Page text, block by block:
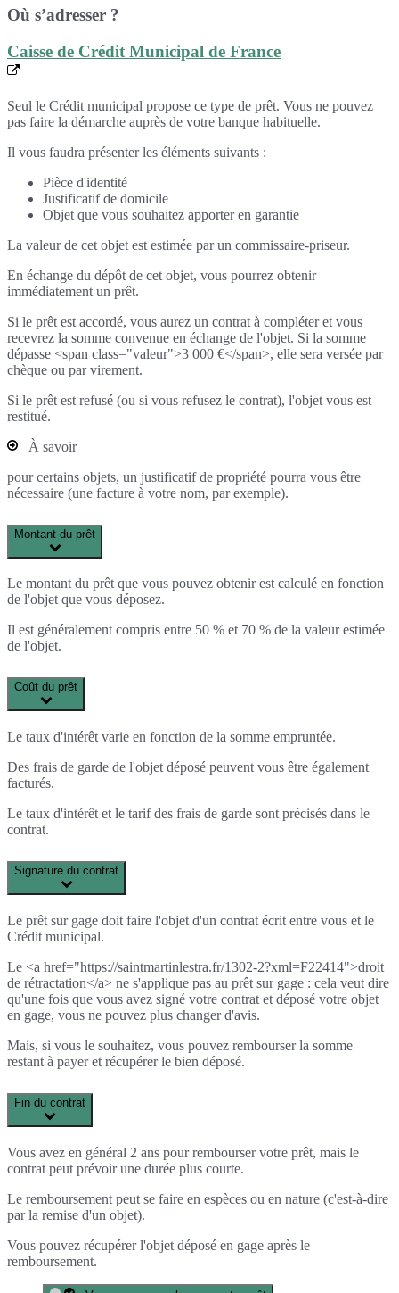
Où s’adresser ?
Caisse de Crédit Municipal de France
Seul le Crédit municipal propose ce type de prêt. Vous ne pouvez
pas faire la démarche auprès de votre banque habituelle.
Il vous faudra présenter les éléments suivants :
Pièce d'identité
Justificatif de domicile
Objet que vous souhaitez apporter en garantie
La valeur de cet objet est estimée par un commissaire-priseur.
En échange du dépôt de cet objet, vous pourrez obtenir
immédiatement un prêt.
Si le prêt est accordé, vous aurez un contrat à compléter et vous
recevrez la somme convenue en échange de l'objet. Si la somme
dépasse <span class="valeur">3 000 €</span>, elle sera versée par
chèque ou par virement.
Si le prêt est refusé (ou si vous refusez le contrat), l'objet vous est
restitué.
À savoir
pour certains objets, un justificatif de propriété pourra vous être
nécessaire (une facture à votre nom, par exemple).
Montant du prêt
Le montant du prêt que vous pouvez obtenir est calculé en fonction
de l'objet que vous déposez.
Il est généralement compris entre 50 % et 70 % de la valeur estimée
de l'objet.
Coût du prêt
Le taux d'intérêt varie en fonction de la somme empruntée.
Des frais de garde de l'objet déposé peuvent vous être également
facturés.
Le taux d'intérêt et le tarif des frais de garde sont précisés dans le
contrat.
Signature du contrat
Le prêt sur gage doit faire l'objet d'un contrat écrit entre vous et le
Crédit municipal.
Le <a href="https://saintmartinlestra.fr/1302-2?xml=F22414">droit
de rétractation</a> ne s'applique pas au prêt sur gage : cela veut dire
qu'une fois que vous avez signé votre contrat et déposé votre objet
en gage, vous ne pouvez plus changer d'avis.
Mais, si vous le souhaitez, vous pouvez rembourser la somme
restant à payer et récupérer le bien déposé.
Fin du contrat
Vous avez en général 2 ans pour rembourser votre prêt, mais le
contrat peut prévoir une durée plus courte.
Le remboursement peut se faire en espèces ou en nature (c'est-à-dire
par la remise d'un objet).
Vous pouvez récupérer l'objet déposé en gage après le
remboursement.